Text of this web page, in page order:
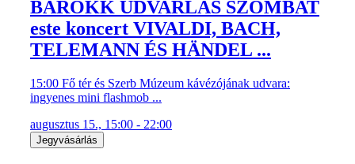
BAROKK UDVARLÁS SZOMBAT
este koncert VIVALDI, BACH,
TELEMANN ÉS HÄNDEL ...
15:00 Fő tér és Szerb Múzeum kávézójának udvara:
ingyenes mini flashmob ...
augusztus 15., 15:00 - 22:00
Jegyvásárlás